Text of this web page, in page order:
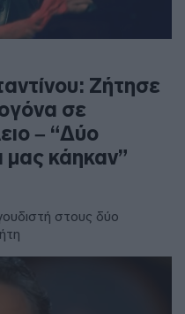
Ζήτησε
σε
– “Δύο
κάηκαν”
στους δύο